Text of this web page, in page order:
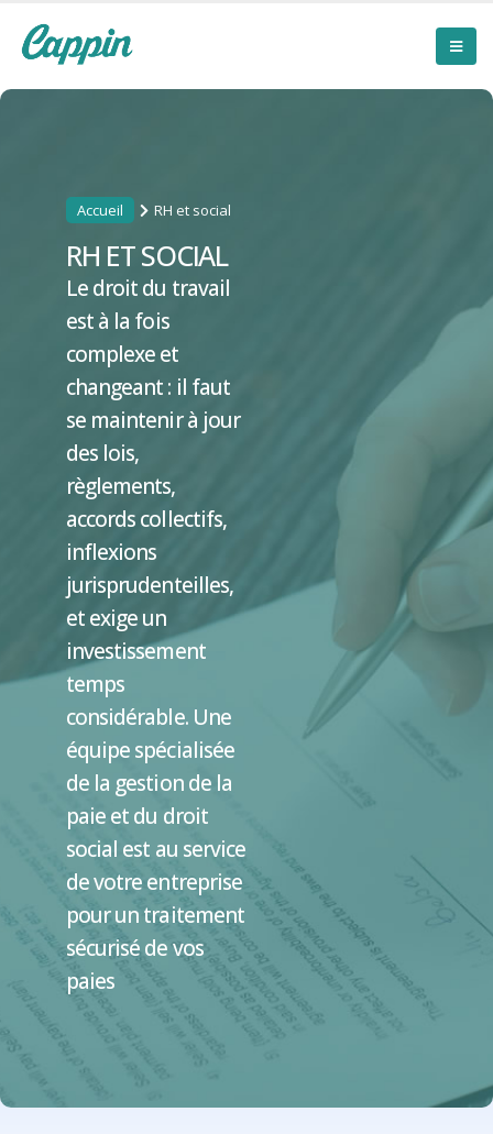
Accueil RH et social
RH ET SOCIAL
Le droit du travail
est à la fois
complexe et
changeant : il faut
se maintenir à jour
des lois,
règlements,
accords collectifs,
inflexions
jurisprudenteilles,
et exige un
investissement
temps
considérable. Une
équipe spécialisée
de la gestion de la
paie et du droit
social est au service
de votre entreprise
pour un traitement
sécurisé de vos
paies